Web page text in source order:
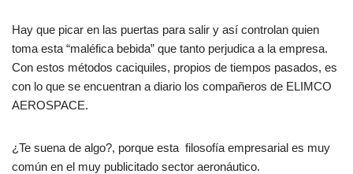
Hay que picar en las puertas para salir y así controlan quien
toma esta “maléfica bebida” que tanto perjudica a la empresa.
Con estos métodos caciquiles, propios de tiempos pasados, es
con lo que se encuentran a diario los compañeros de ELIMCO
AEROSPACE.
¿Te suena de algo?, porque esta filosofía empresarial es muy
común en el muy publicitado sector aeronáutico.